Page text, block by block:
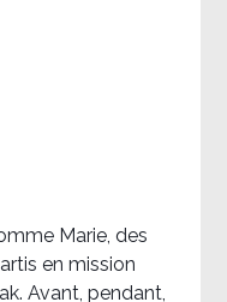
Marie, des
en mission
Avant, pendant,